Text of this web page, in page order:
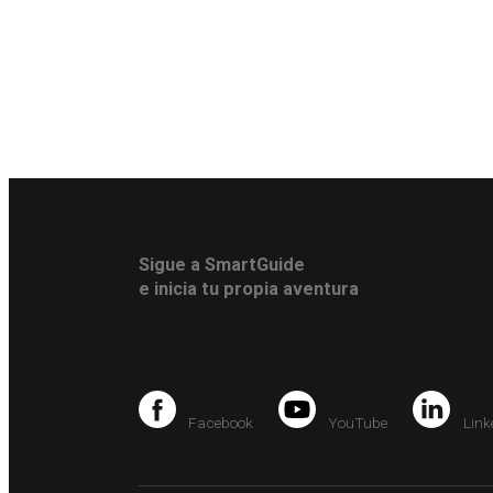
Sigue a SmartGuide
e inicia tu propia aventura
Facebook YouTube